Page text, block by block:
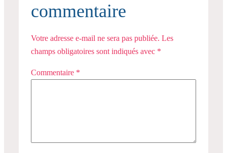
commentaire
Votre adresse e-mail ne sera pas publiée. Les
champs obligatoires sont indiqués avec *
Commentaire *